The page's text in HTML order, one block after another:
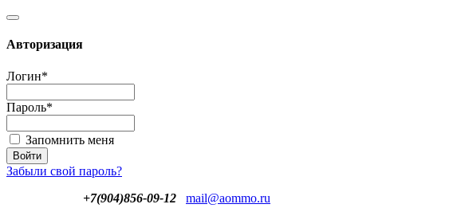
Авторизация
Логин*
Пароль*
Запомнить меня
Забыли свой пароль?
+7(904)856-09-12
mail@aommo.ru